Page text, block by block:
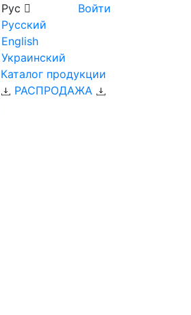
Рус
Русский
English
Украинский
Войти
Каталог продукции
РАСПРОДАЖА